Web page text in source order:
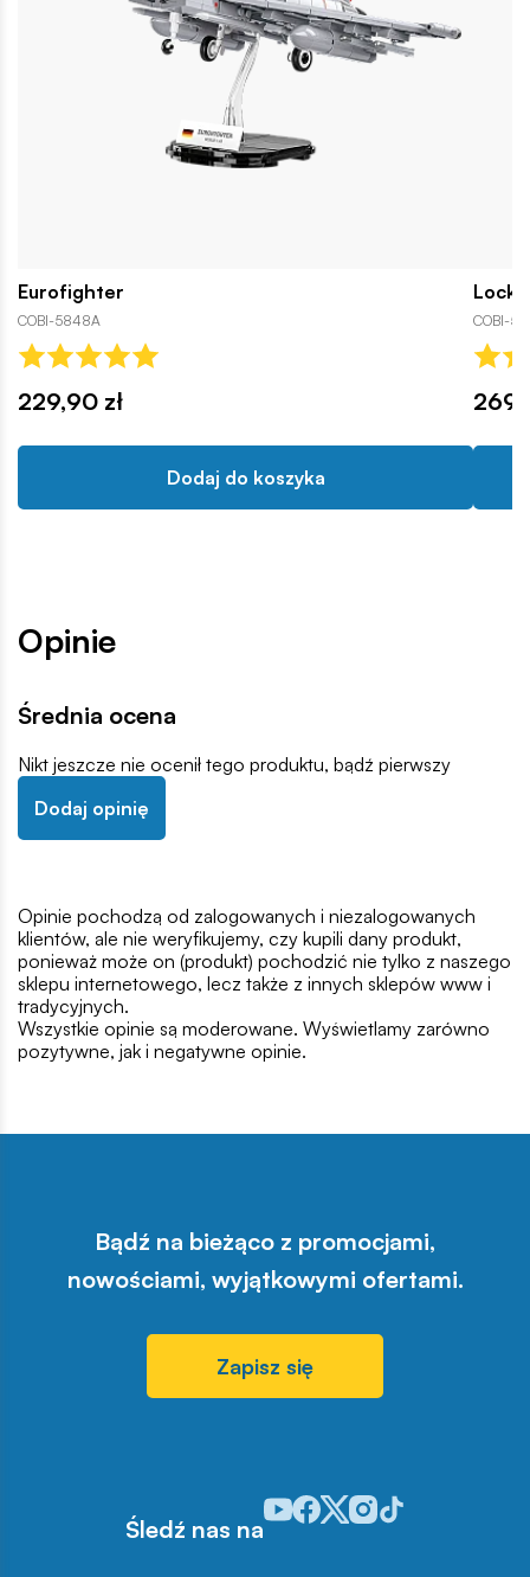
Eurofighter
COBI-5848A
229,90 zł
Dodaj do koszyka
COBI-
Opinie
Średnia ocena
Nikt jeszcze nie ocenił tego produktu, bądź pierwszy
Dodaj opinię
Opinie pochodzą od zalogowanych i niezalogowanych
klientów, ale nie weryfikujemy, czy kupili dany produkt,
ponieważ może on (produkt) pochodzić nie tylko z naszego
sklepu internetowego, lecz także z innych sklepów www i
tradycyjnych.
Wszystkie opinie są moderowane. Wyświetlamy zarówno
pozytywne, jak i negatywne opinie.
Bądź na bieżąco z promocjami,
nowościami, wyjątkowymi ofertami.
Zapisz się
Śledź nas na
Odwiedź nasz profil w serwisie
Odwiedź nasz profil w
Odwiedź nasz profil w
Odwiedź nasz profil w
Odwiedź nasz